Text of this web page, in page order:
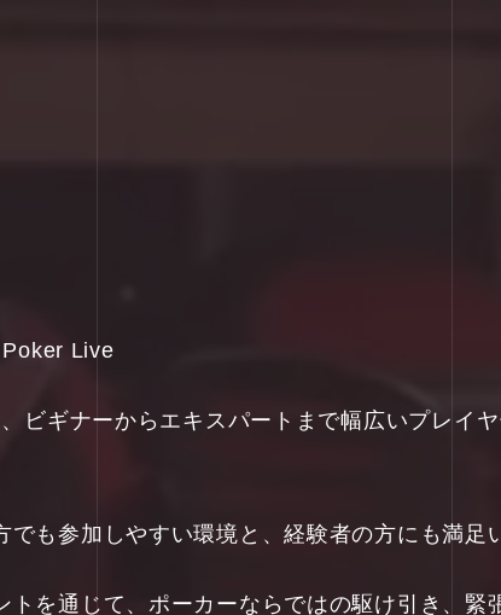
Live
ビギナーからエキスパートまで幅広いプレイ
も参加しやすい環境と、経験者の方にも満足
トを通じて、ポーカーならではの駆け引き、緊